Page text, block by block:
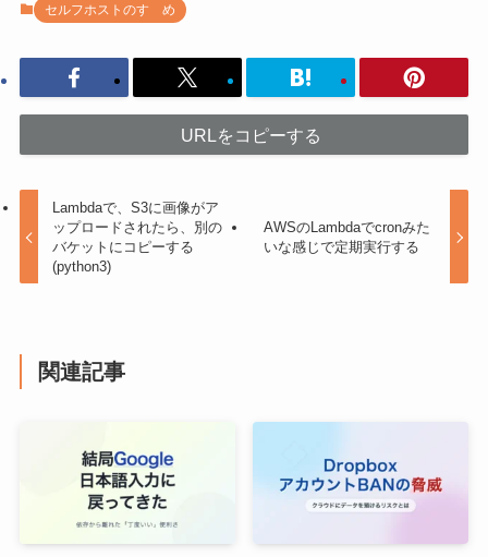
セルフホストのすゝめ
URLをコピーする
Lambdaで、S3に画像がア
ップロードされたら、別の
バケットにコピーする
(python3)
AWSのLambdaでcronみた
いな感じで定期実行する
関連記事